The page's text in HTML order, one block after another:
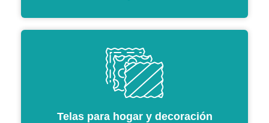
Telas para hogar y decoración